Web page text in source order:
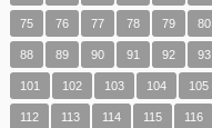
75 76 77 78 79 80
88 89 90 91 92 93
101 102 103 104 105
112 113 114 115 116